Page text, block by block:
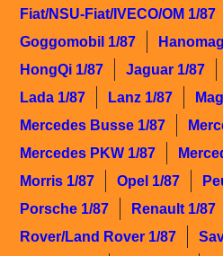
Fiat/NSU-Fiat/IVECO/OM 1/87
Goggomobil 1/87
HongQi 1/87
Jaguar 1/87
Lada 1/87
Lanz 1/87
Mercedes Busse 1/87
Mercedes PKW 1/87
Morris 1/87
Opel 1/87
Porsche 1/87
Renault 1/87
Rover/Land Rover 1/87